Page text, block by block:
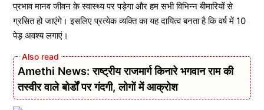
प्रभाव मानव जीवन के स्वास्थ्य पर पड़ेगा और हम सभी विभिन्न बीमारियों से
ग्रसित हो जाएंगे। इसलिए प्रत्येक व्यक्ति का यह दायित्व बनता है कि वर्ष में 10
पेड़ अवश्य लगाएं।
Amethi News: राष्ट्रीय राजमार्ग किनारे भगवान राम की
तस्वीर वाले बोर्डों पर गंदगी, लोगों में आक्रोश